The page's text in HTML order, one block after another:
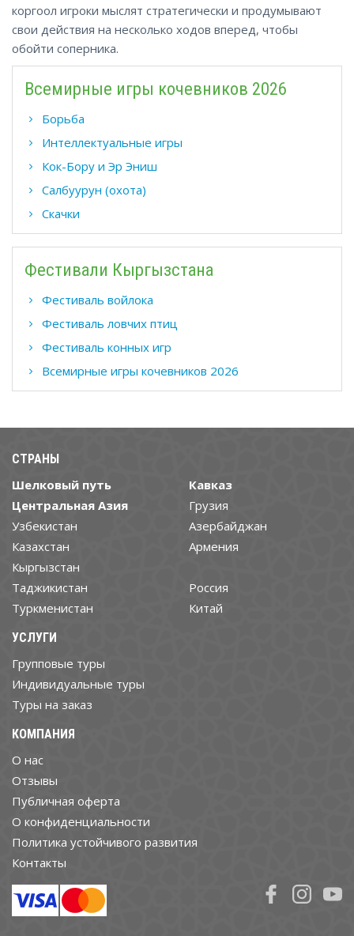
коргоол игроки мыслят стратегически и продумывают
свои действия на несколько ходов вперед, чтобы
обойти соперника.
Всемирные игры кочевников 2026
Борьба
Интеллектуальные игры
Кок-Бору и Эр Эниш
Салбуурун (охота)
Скачки
Фестивали Кыргызстана
Фестиваль войлока
Фестиваль ловчих птиц
Фестиваль конных игр
Всемирные игры кочевников 2026
СТРАНЫ
Шелковый путь
Центральная Азия
Узбекистан
Казахстан
Кыргызстан
Таджикистан
Туркменистан
Кавказ
Грузия
Азербайджан
Армения
Россия
Китай
УСЛУГИ
Групповые туры
Индивидуальные туры
Туры на заказ
КОМПАНИЯ
О нас
Отзывы
Публичная оферта
О конфиденциальности
Политика устойчивого развития
Контакты